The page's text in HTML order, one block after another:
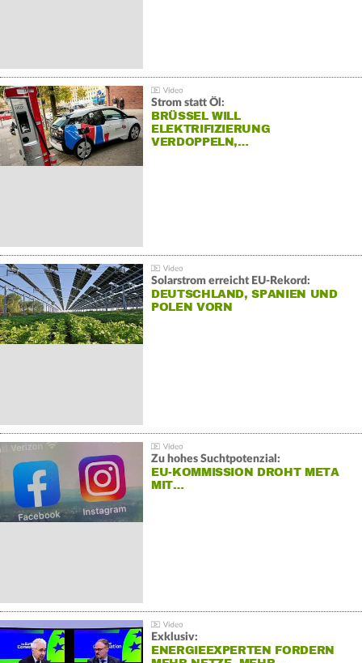
Strom statt Öl:
BRÜSSEL WILL
ELEKTRIFIZIERUNG
VERDOPPELN,…
Solarstrom erreicht EU-Rekord:
DEUTSCHLAND, SPANIEN UND
POLEN VORN
Zu hohes Suchtpotenzial:
EU-KOMMISSION DROHT META
MIT…
Exklusiv:
ENERGIEEXPERTEN FORDERN